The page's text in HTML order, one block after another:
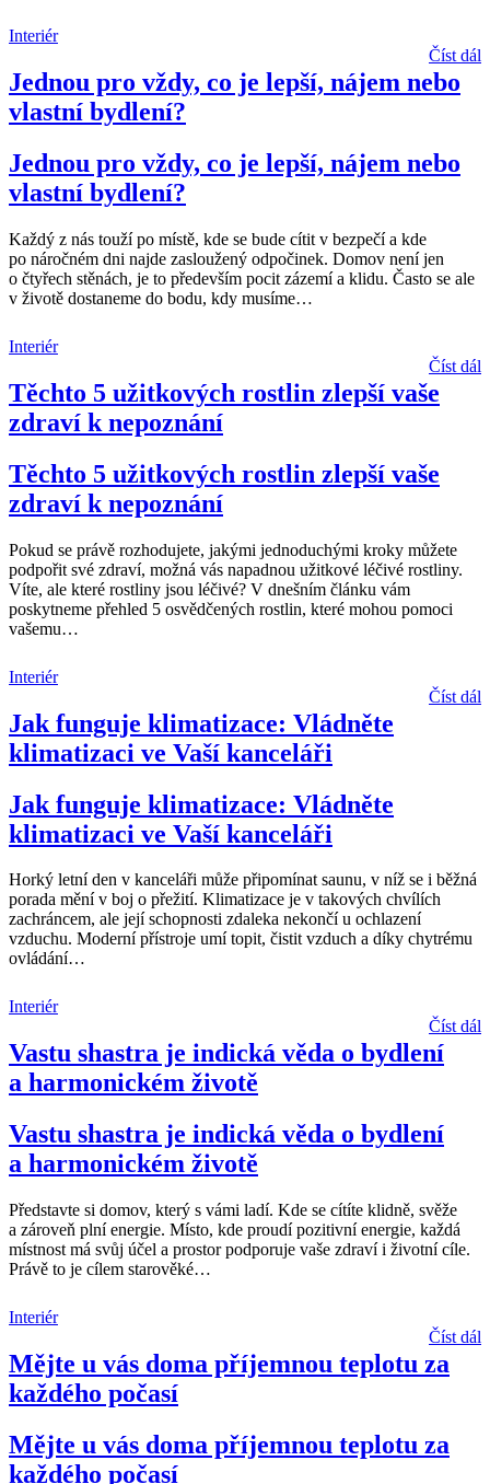
Interiér
Číst dál
Jednou pro vždy, co je lepší, nájem nebo
vlastní bydlení?
Jednou pro vždy, co je lepší, nájem nebo
vlastní bydlení?
Každý z nás touží po místě, kde se bude cítit v bezpečí a kde
po náročném dni najde zasloužený odpočinek. Domov není jen
o čtyřech stěnách, je to především pocit zázemí a klidu. Často se ale
v životě dostaneme do bodu, kdy musíme…
Interiér
Číst dál
Těchto 5 užitkových rostlin zlepší vaše
zdraví k nepoznání
Těchto 5 užitkových rostlin zlepší vaše
zdraví k nepoznání
Pokud se právě rozhodujete, jakými jednoduchými kroky můžete
podpořit své zdraví, možná vás napadnou užitkové léčivé rostliny.
Víte, ale které rostliny jsou léčivé? V dnešním článku vám
poskytneme přehled 5 osvědčených rostlin, které mohou pomoci
vašemu…
Interiér
Číst dál
Jak funguje klimatizace: Vládněte
klimatizaci ve Vaší kanceláři
Jak funguje klimatizace: Vládněte
klimatizaci ve Vaší kanceláři
Horký letní den v kanceláři může připomínat saunu, v níž se i běžná
porada mění v boj o přežití. Klimatizace je v takových chvílích
zachráncem, ale její schopnosti zdaleka nekončí u ochlazení
vzduchu. Moderní přístroje umí topit, čistit vzduch a díky chytrému
ovládání…
Interiér
Číst dál
Vastu shastra je indická věda o bydlení
a harmonickém životě
Vastu shastra je indická věda o bydlení
a harmonickém životě
Představte si domov, který s vámi ladí. Kde se cítíte klidně, svěže
a zároveň plní energie. Místo, kde proudí pozitivní energie, každá
místnost má svůj účel a prostor podporuje vaše zdraví i životní cíle.
Právě to je cílem starověké…
Interiér
Číst dál
Mějte u vás doma příjemnou teplotu za
každého počasí
Mějte u vás doma příjemnou teplotu za
každého počasí